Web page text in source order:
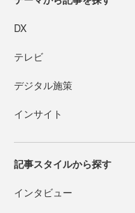
DX
テレビ
デジタル施策
インサイト
記事スタイルから探す
インタビュー